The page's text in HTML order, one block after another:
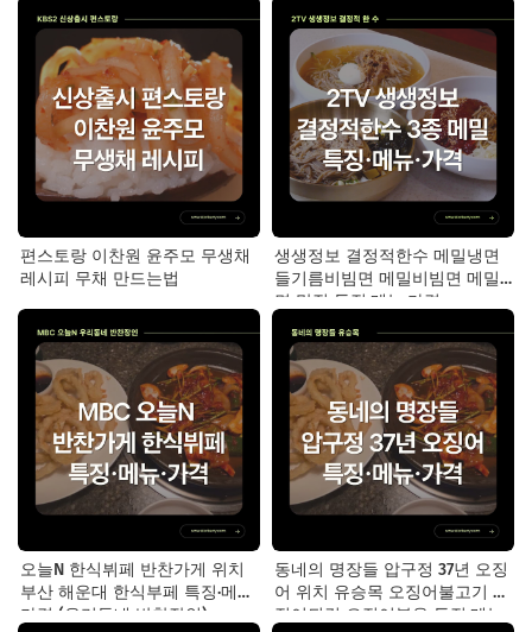
편스토랑 이찬원 윤주모 무생채
레시피 무채 만드는법
생생정보 결정적한수 메밀냉면
들기름비빔면 메밀비빔면 메밀
면 맛집 특징·메뉴·가격
오늘N 한식뷔페 반찬가게 위치
부산 해운대 한식부페 특징·메뉴·
가격 (우리동네 반찬장인)
동네의 명장들 압구정 37년 오징
어 위치 유승목 오징어불고기 오
징어튀김 오징어볶음 특징·메뉴·